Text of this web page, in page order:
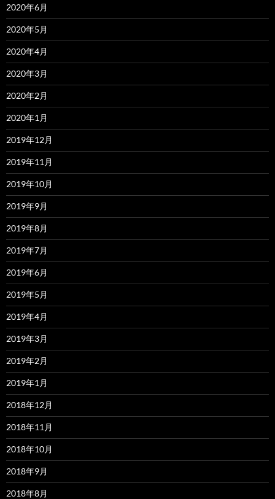
2020年6月
2020年5月
2020年4月
2020年3月
2020年2月
2020年1月
2019年12月
2019年11月
2019年10月
2019年9月
2019年8月
2019年7月
2019年6月
2019年5月
2019年4月
2019年3月
2019年2月
2019年1月
2018年12月
2018年11月
2018年10月
2018年9月
2018年8月